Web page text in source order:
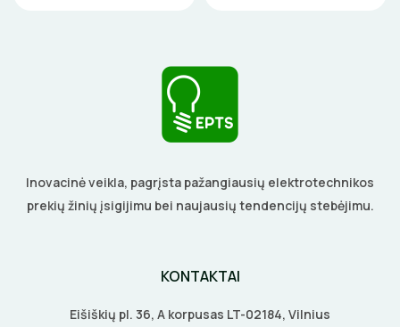
KALIMO ĮRANKIAI
LITAVIMO, KLIJAVIMO ĮRANKIAI
ŽYMEKLIAI
Inovacinė veikla, pagrįsta pažangiausių elektrotechnikos
prekių žinių įsigijimu bei naujausių tendencijų stebėjimu.
KONTAKTAI
Eišiškių pl. 36, A korpusas LT-02184, Vilnius